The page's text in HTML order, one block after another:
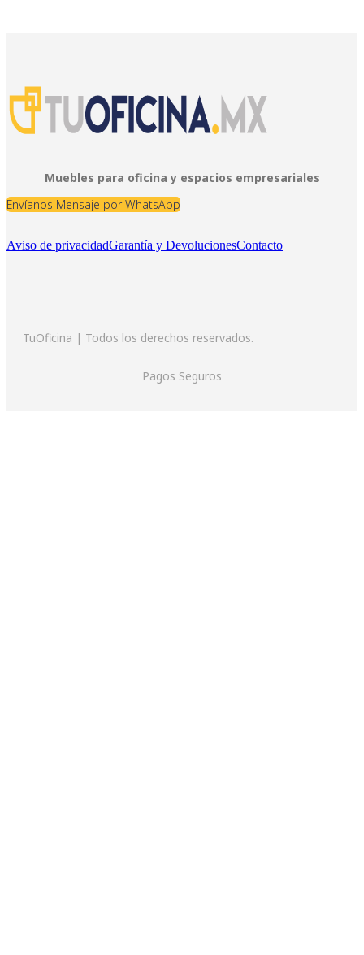
Muebles para oficina y espacios empresariales
Envíanos Mensaje por WhatsApp
Aviso de privacidadGarantía y DevolucionesContacto
TuOficina | Todos los derechos reservados.
Pagos Seguros